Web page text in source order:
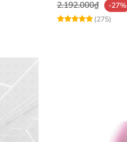
2.192.000₫
-27%
(275)